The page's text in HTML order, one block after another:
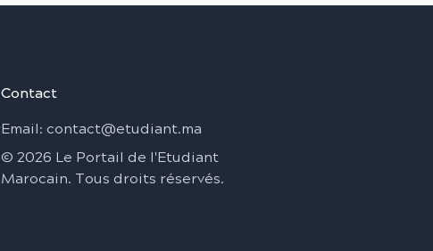
Contact
Email: contact@etudiant.ma
© 2026 Le Portail de l'Etudiant
Marocain. Tous droits réservés.